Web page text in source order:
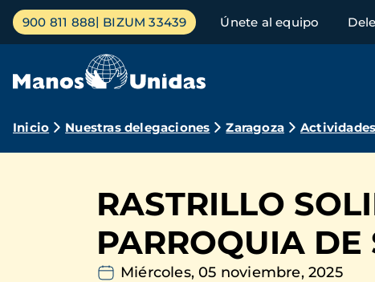
Pasar
contenido
Menú
principal
900 811 888 BIZUM 33439 Únete al equipo
Ruta
navegación
Inicio Nuestras delegaciones Zaragoza Actividades
RASTRILLO
PARROQUIA
Miércoles, 05 noviembre, 2025